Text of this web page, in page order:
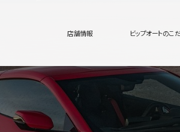
店舗情報 ビップオートのこ